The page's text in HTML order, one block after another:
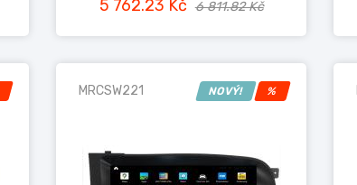
5 762.23 Kč 6 811.82 Kč
NOVÝ! %
MRCSW221